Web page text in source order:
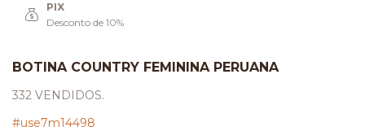
PIX
Desconto de 10%
BOTINA COUNTRY FEMININA PERUANA
332 VENDIDOS.
#use7m14498